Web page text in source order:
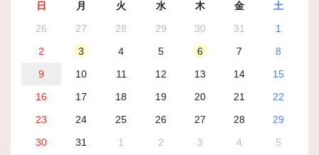
日 月 火 水 木 金
土
26
27 28 29 30 31
1
2
3 4 5 6 7
8
9
10 11 12 13 14
15
16
17 18 19 20 21
22
23
24 25 26 27 28
29
30
31 1 2 3 4 5